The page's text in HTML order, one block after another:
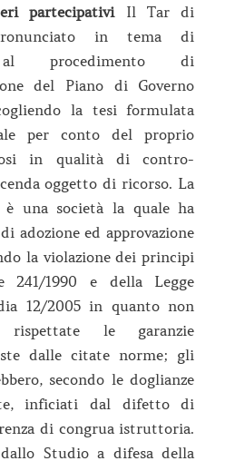
partecipativiIl Tar di
in tema di
al procedimento di
del Piano di Governo
la tesi formulata
per conto del proprio
in qualità di contro-
oggetto di ricorso. La
una società la quale ha
adozione ed approvazione
la violazione dei principi
1990 e della Legge
12/2005 in quanto non
rispettate le garanzie
dalle citate norme; gli
secondo le doglianze
inficiati dal difetto di
di congrua istruttoria.
Studio a difesa della